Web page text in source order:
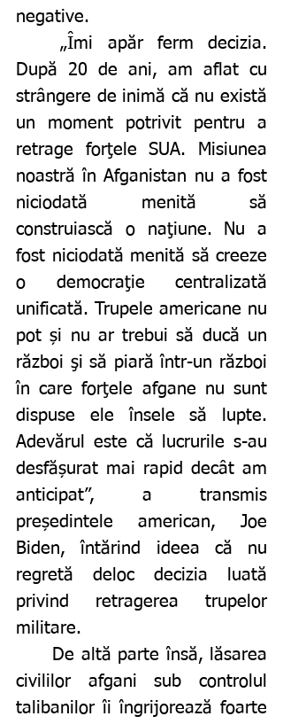
negative.
După 20 de ani, am aflat cu
strângere de inimă că nu există
un moment potrivit pentru a
retrage forţele SUA. Misiunea
noastră în Afganistan nu a fost
niciodată menită să
construiască o naţiune. Nu a
fost niciodată menită să creeze
o democraţie centralizată
unificată. Trupele americane nu
pot și nu ar trebui să ducă un
război şi să piară într-un război
în care forţele afgane nu sunt
dispuse ele însele să lupte.
Adevărul este că lucrurile s-au
desfășurat mai rapid decât am
anticipat”, a transmis
președintele american, Joe
Biden, întărind ideea că nu
regretă deloc decizia luată
privind retragerea trupelor
militare.
civililor afgani sub controlul
talibanilor îi îngrijorează foarte